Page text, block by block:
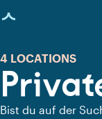
geladen
4 LOCATIONS
Bist du auf der